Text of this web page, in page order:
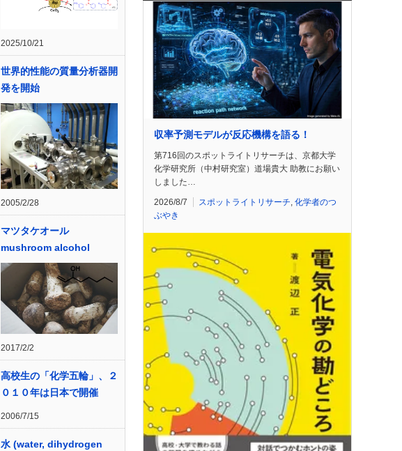
2025/10/21
世界的性能の質量分析器開
発を開始
2005/2/28
マツタケオール
mushroom alcohol
2017/2/2
高校生の「化学五輪」、２
０１０年は日本で開催
2006/7/15
水 (water, dihydrogen
収率予測モデルが反応機構を語る！
第716回のスポットライトリサーチは、京都大学
化学研究所（中村研究室）道場貴大 助教にお願い
しました…
2026/8/7 スポットライトリサーチ 化学者のつ
ぶやき